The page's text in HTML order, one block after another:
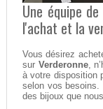
Une équipe
l'achat et la
Vous désirez
sur Verderonne,
à votre disposition
selon vos besoins.
des bijoux que